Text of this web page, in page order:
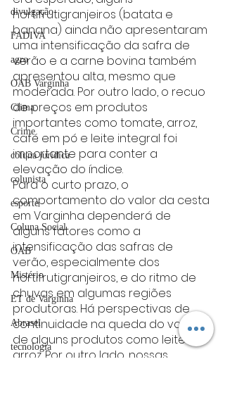
divulgação
FADIVA
agro
OAB Varginha
Clima
Crime
coluna juridica
colunista
esporte
Coluna Social
OAB
Mistério
ET de Varginha
Abrasel
tecnologia
hortifrutigranjeiros (batata e
banana) ainda não apresentaram
uma intensificação da safra de
verão e a carne bovina também
apresentou alta, mesmo que
moderada. Por outro lado, o recuo
de preços em produtos
importantes como tomate, arroz,
café em pó e leite integral foi
importante para conter a
elevação do índice.
Para o curto prazo, o
comportamento do valor da cesta
em Varginha dependerá de
alguns fatores como a
intensificação das safras de
verão, especialmente dos
hortifrutigranjeiros, e do ritmo de
chuvas em algumas regiões
produtoras. Há perspectivas de
continuidade na queda do valor
de alguns produtos como leite e
arroz. Por outro lado, nossas